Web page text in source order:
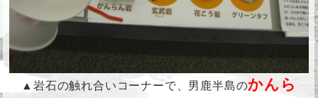
▲岩石の触れ合いコーナーで、男鹿半島のかんら